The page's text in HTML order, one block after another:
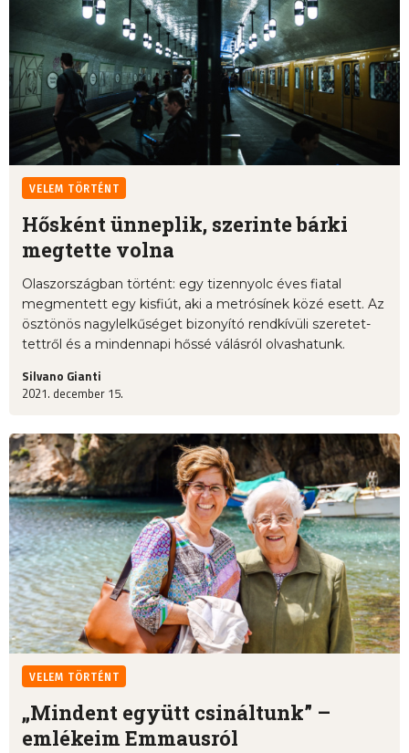
VELEM TÖRTÉNT
Hősként ünneplik, szerinte bárki
megtette volna
Olaszországban történt: egy tizennyolc éves fiatal
megmentett egy kisfiút, aki a metrósínek közé esett. Az
ösztönös nagylelkűséget bizonyító rendkívüli szeretet-
tettről és a mindennapi hőssé válásról olvashatunk.
Silvano Gianti
2021. december 15.
VELEM TÖRTÉNT
„Mindent együtt csináltunk” –
emlékeim Emmausról